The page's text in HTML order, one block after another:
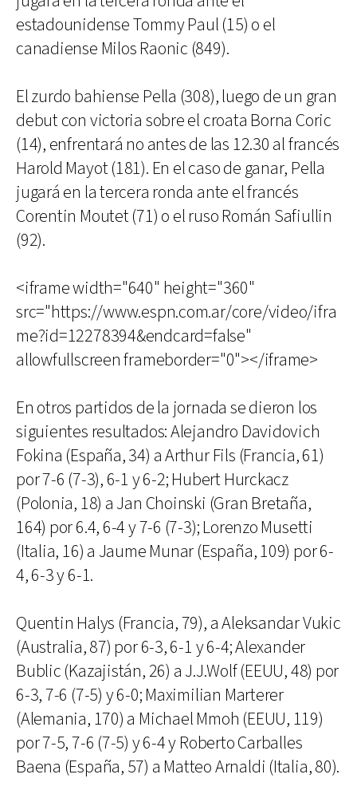
estadounidense Tommy Paul (15) o el
canadiense Milos Raonic (849).
El zurdo bahiense Pella (308), luego de un gran
debut con victoria sobre el croata Borna Coric
(14), enfrentará no antes de las 12.30 al francés
Harold Mayot (181). En el caso de ganar, Pella
jugará en la tercera ronda ante el francés
Corentin Moutet (71) o el ruso Román Safiullin
(92).
<iframe width="640" height="360"
src="https://www.espn.com.ar/core/video/ifra
me?id=12278394&endcard=false"
allowfullscreen frameborder="0"></iframe>
En otros partidos de la jornada se dieron los
siguientes resultados: Alejandro Davidovich
Fokina (España, 34) a Arthur Fils (Francia, 61)
por 7-6 (7-3), 6-1 y 6-2; Hubert Hurckacz
(Polonia, 18) a Jan Choinski (Gran Bretaña,
164) por 6.4, 6-4 y 7-6 (7-3); Lorenzo Musetti
(Italia, 16) a Jaume Munar (España, 109) por 6-
4, 6-3 y 6-1.
Quentin Halys (Francia, 79), a Aleksandar Vukic
(Australia, 87) por 6-3, 6-1 y 6-4; Alexander
Bublic (Kazajistán, 26) a J.J.Wolf (EEUU, 48) por
6-3, 7-6 (7-5) y 6-0; Maximilian Marterer
(Alemania, 170) a Michael Mmoh (EEUU, 119)
por 7-5, 7-6 (7-5) y 6-4 y Roberto Carballes
Baena (España, 57) a Matteo Arnaldi (Italia, 80).